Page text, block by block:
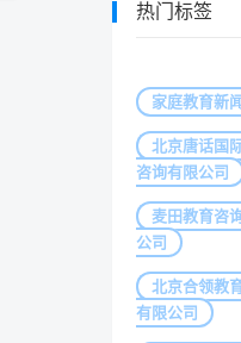
热门标签
家庭教育新闻
北京唐话国
咨询有限公司
麦田教育咨
公司
北京合领教
有限公司